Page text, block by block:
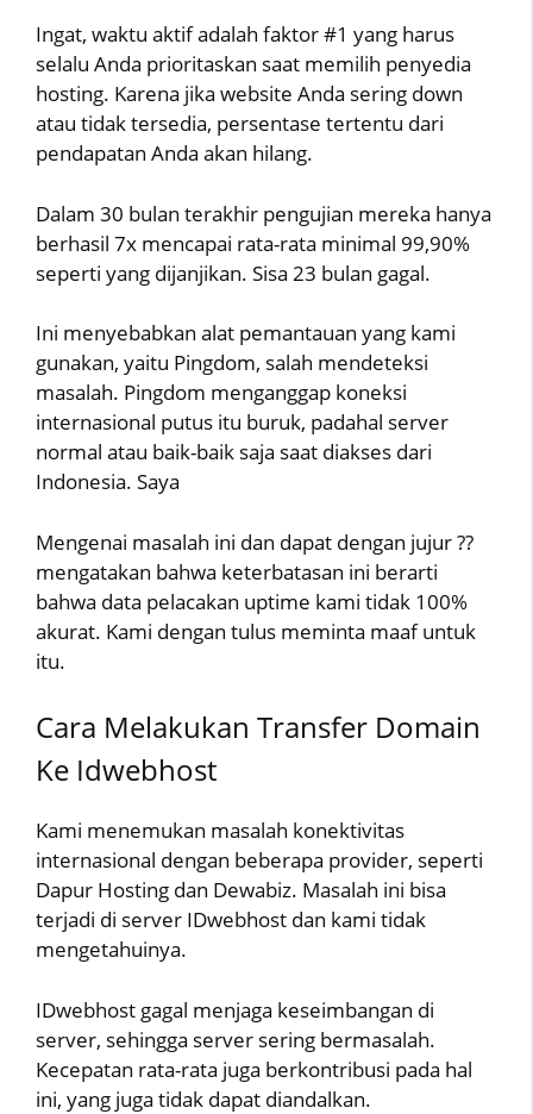
Ingat, waktu aktif adalah faktor #1 yang harus
selalu Anda prioritaskan saat memilih penyedia
hosting. Karena jika website Anda sering down
atau tidak tersedia, persentase tertentu dari
pendapatan Anda akan hilang.
Dalam 30 bulan terakhir pengujian mereka hanya
berhasil 7x mencapai rata-rata minimal 99,90%
seperti yang dijanjikan. Sisa 23 bulan gagal.
Ini menyebabkan alat pemantauan yang kami
gunakan, yaitu Pingdom, salah mendeteksi
masalah. Pingdom menganggap koneksi
internasional putus itu buruk, padahal server
normal atau baik-baik saja saat diakses dari
Indonesia. Saya
Mengenai masalah ini dan dapat dengan jujur ??
mengatakan bahwa keterbatasan ini berarti
bahwa data pelacakan uptime kami tidak 100%
akurat. Kami dengan tulus meminta maaf untuk
itu.
Cara Melakukan Transfer Domain
Ke Idwebhost
Kami menemukan masalah konektivitas
internasional dengan beberapa provider, seperti
Dapur Hosting dan Dewabiz. Masalah ini bisa
terjadi di server IDwebhost dan kami tidak
mengetahuinya.
IDwebhost gagal menjaga keseimbangan di
server, sehingga server sering bermasalah.
Kecepatan rata-rata juga berkontribusi pada hal
ini, yang juga tidak dapat diandalkan.